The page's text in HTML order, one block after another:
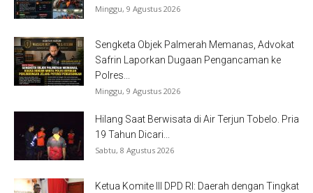
Minggu, 9 Agustus 2026
Sengketa Objek Palmerah Memanas, Advokat
Safrin Laporkan Dugaan Pengancaman ke
Polres...
Minggu, 9 Agustus 2026
Hilang Saat Berwisata di Air Terjun Tobelo. Pria
19 Tahun Dicari...
Sabtu, 8 Agustus 2026
Ketua Komite III DPD RI: Daerah dengan Tingkat